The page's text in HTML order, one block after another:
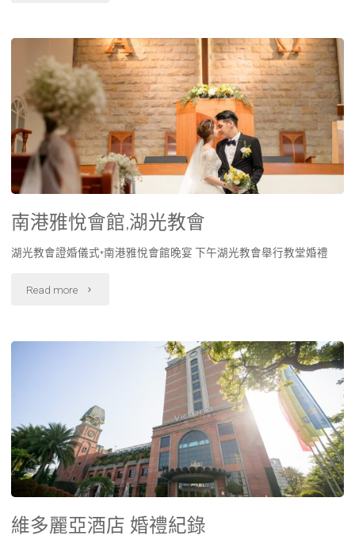
南港雅悅會館,湖光教會
湖光教會證婚儀式+南港雅悅會館晚宴 下午湖光教會舉行教堂婚禮
Read more
維多麗亞酒店 婚禮紀錄